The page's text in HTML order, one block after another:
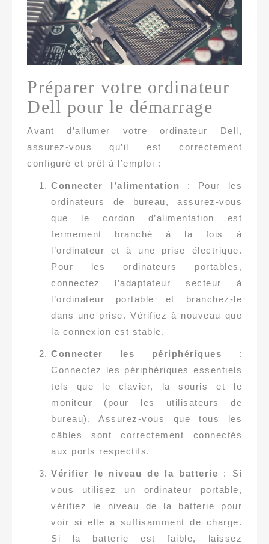
Préparer votre ordinateur
Dell pour le démarrage
Avant d’allumer votre ordinateur Dell,
assurez-vous qu’il est correctement
configuré et prêt à l’emploi :
Connecter l’alimentation : Pour les
ordinateurs de bureau, assurez-vous
que le cordon d’alimentation est
fermement branché à la fois à
l’ordinateur et à une prise électrique.
Pour les ordinateurs portables,
connectez l’adaptateur secteur à
l’ordinateur portable et branchez-le
dans une prise. Vérifiez à nouveau que
la connexion est stable.
Connecter les périphériques :
Connectez les périphériques essentiels
tels que le clavier, la souris et le
moniteur (pour les utilisateurs de
bureau). Assurez-vous que tous les
câbles sont correctement connectés
aux ports respectifs.
Vérifier le niveau de la batterie : Si
vous utilisez un ordinateur portable,
vérifiez le niveau de la batterie pour
voir si elle a suffisamment de charge.
Si la batterie est faible, laissez